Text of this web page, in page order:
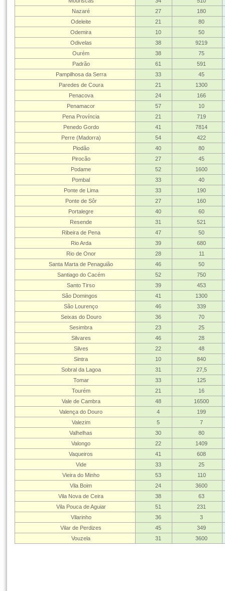
Nazaré
27
180
Odeleite
21
80
Odemira
10
50
Odivelas
38
9219
Ourém
38
75
Padrão
61
591
Pampilhosa da Serra
33
45
Paredes de Coura
21
1300
Penacova
24
166
Penamacor
57
10
Pena Província
21
719
Penedo Gordo
41
7814
Perre (Madorra)
54
422
Piodão
40
80
Pirocão
27
45
Podame
52
1600
Pombal
33
40
Ponte de Lima
33
190
Ponte de Sôr
27
160
Portalegre
40
60
Resende
31
521
Ribeira de Pena
47
50
Rio Arda
39
680
Rio de Onor
28
11
Santa Marta de Penaguião
46
50
Santiago do Cacém
52
750
Santo Tirso
39
453
São Domingos
41
1300
São Lourenço
46
339
Seixas do Douro
36
70
Sesimbra
23
25
Silvares
46
28
Silves
22
48
Sintra
10
840
Sobral da Lagoa
31
27,5
Tomar
33
125
Tourém
21
16
Vale de Cambra
48
16500
Valença do Douro
4
199
Valezim
5
7
Valhelhas
30
80
Valongo
22
1409
Vaqueiros
41
608
Vide
33
25
Vieira do Minho
53
110
Vila Boim
24
3600
Vila Nova de Ceira
38
63
Vila Pouca de Aguiar
51
231
Vilarinho
36
3
Vilar de Perdizes
45
349
Vouzela
31 3600